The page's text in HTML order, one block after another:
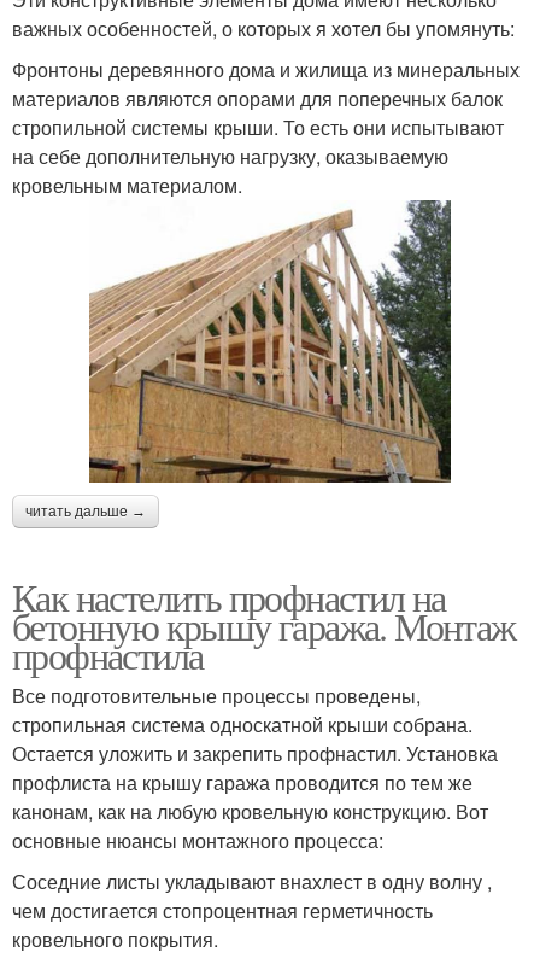
важных особенностей, о которых я хотел бы упомянуть:
Фронтоны деревянного дома и жилища из минеральных
материалов являются опорами для поперечных балок
стропильной системы крыши. То есть они испытывают
на себе дополнительную нагрузку, оказываемую
кровельным материалом.
читать дальше →
Как настелить профнастил на
бетонную крышу гаража. Монтаж
профнастила
Все подготовительные процессы проведены,
стропильная система односкатной крыши собрана.
Остается уложить и закрепить профнастил. Установка
профлиста на крышу гаража проводится по тем же
канонам, как на любую кровельную конструкцию. Вот
основные нюансы монтажного процесса:
Соседние листы укладывают внахлест в одну волну ,
чем достигается стопроцентная герметичность
кровельного покрытия.